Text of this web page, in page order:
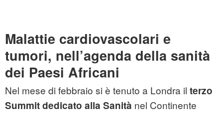
Malattie cardiovascolari e
tumori, nell’agenda della sanità
dei Paesi Africani
Nel mese di febbraio si è tenuto a Londra il terzo
Summit dedicato alla Sanità nel Continente